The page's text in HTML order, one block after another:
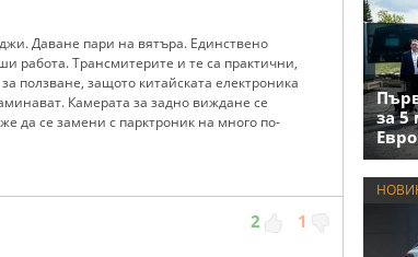
Даване пари на вятъра. Единствено
работа. Трансмитерите и те са практични,
ползване, защото китайската електроника
Камерата за задно виждане се
да се замени с парктроник на много по-
2 1
за 5